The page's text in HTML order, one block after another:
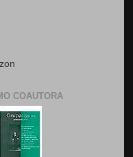
COAUTORA